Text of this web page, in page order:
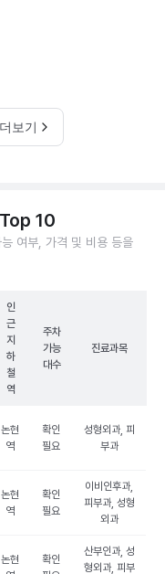
보기
Top 10
여부, 가격 및 비용 등을
인
근
지
하
철
역
주차
가능
대수
진료과목
논현
역
확인
필요
성형외과, 피
부과
논현
역
확인
필요
이비인후과,
피부과, 성형
외과
논현
확인
산부인과, 성
형외과, 피부